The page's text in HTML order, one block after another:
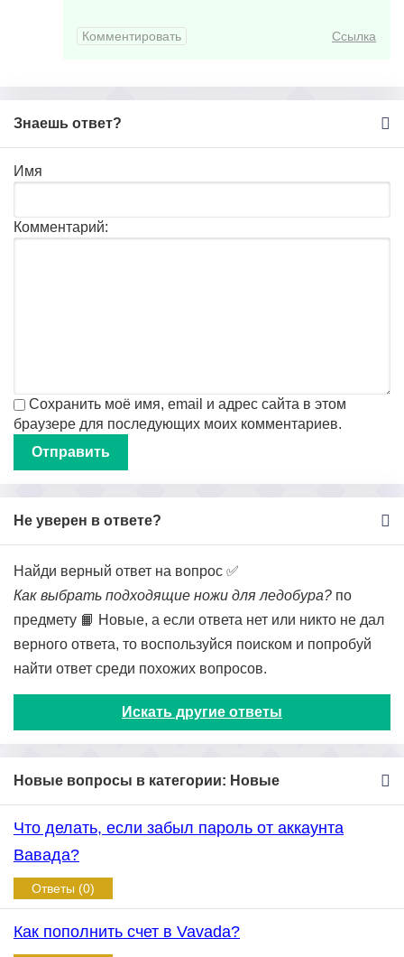
Комментировать Ссылка
Знаешь ответ?
Имя
Комментарий:
Сохранить моё имя, email и адрес сайта в этом
браузере для последующих моих комментариев.
Не уверен в ответе?
Найди верный ответ на вопрос ✅
Как выбрать подходящие ножи для ледобура? по
предмету 📙 Новые, а если ответа нет или никто не дал
верного ответа, то воспользуйся поиском и попробуй
найти ответ среди похожих вопросов.
Искать другие ответы
Новые вопросы в категории: Новые
Что делать, если забыл пароль от аккаунта
Вавада?
Ответы (0)
Как пополнить счет в Vavada?